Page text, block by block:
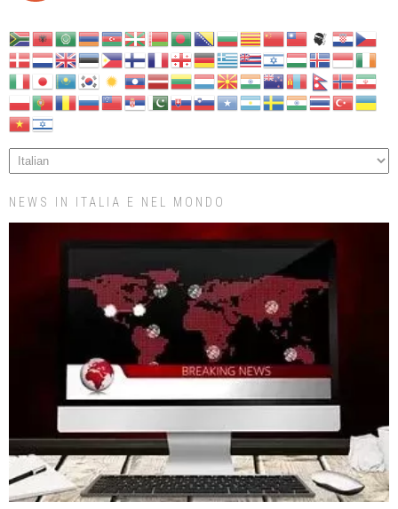
NEWS IN ITALIA E NEL MONDO